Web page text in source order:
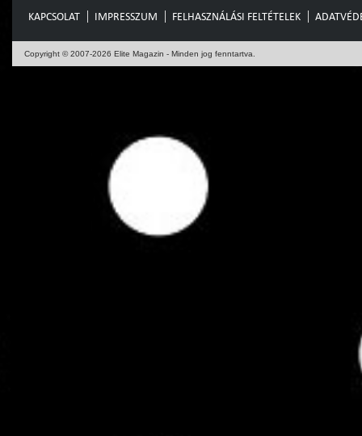
KAPCSOLAT IMPRESSZUM FELHASZNÁLÁSI FELTÉTELEK
Copyright © 2007-2026 Elite Magazin - Minden jog fenntartva.